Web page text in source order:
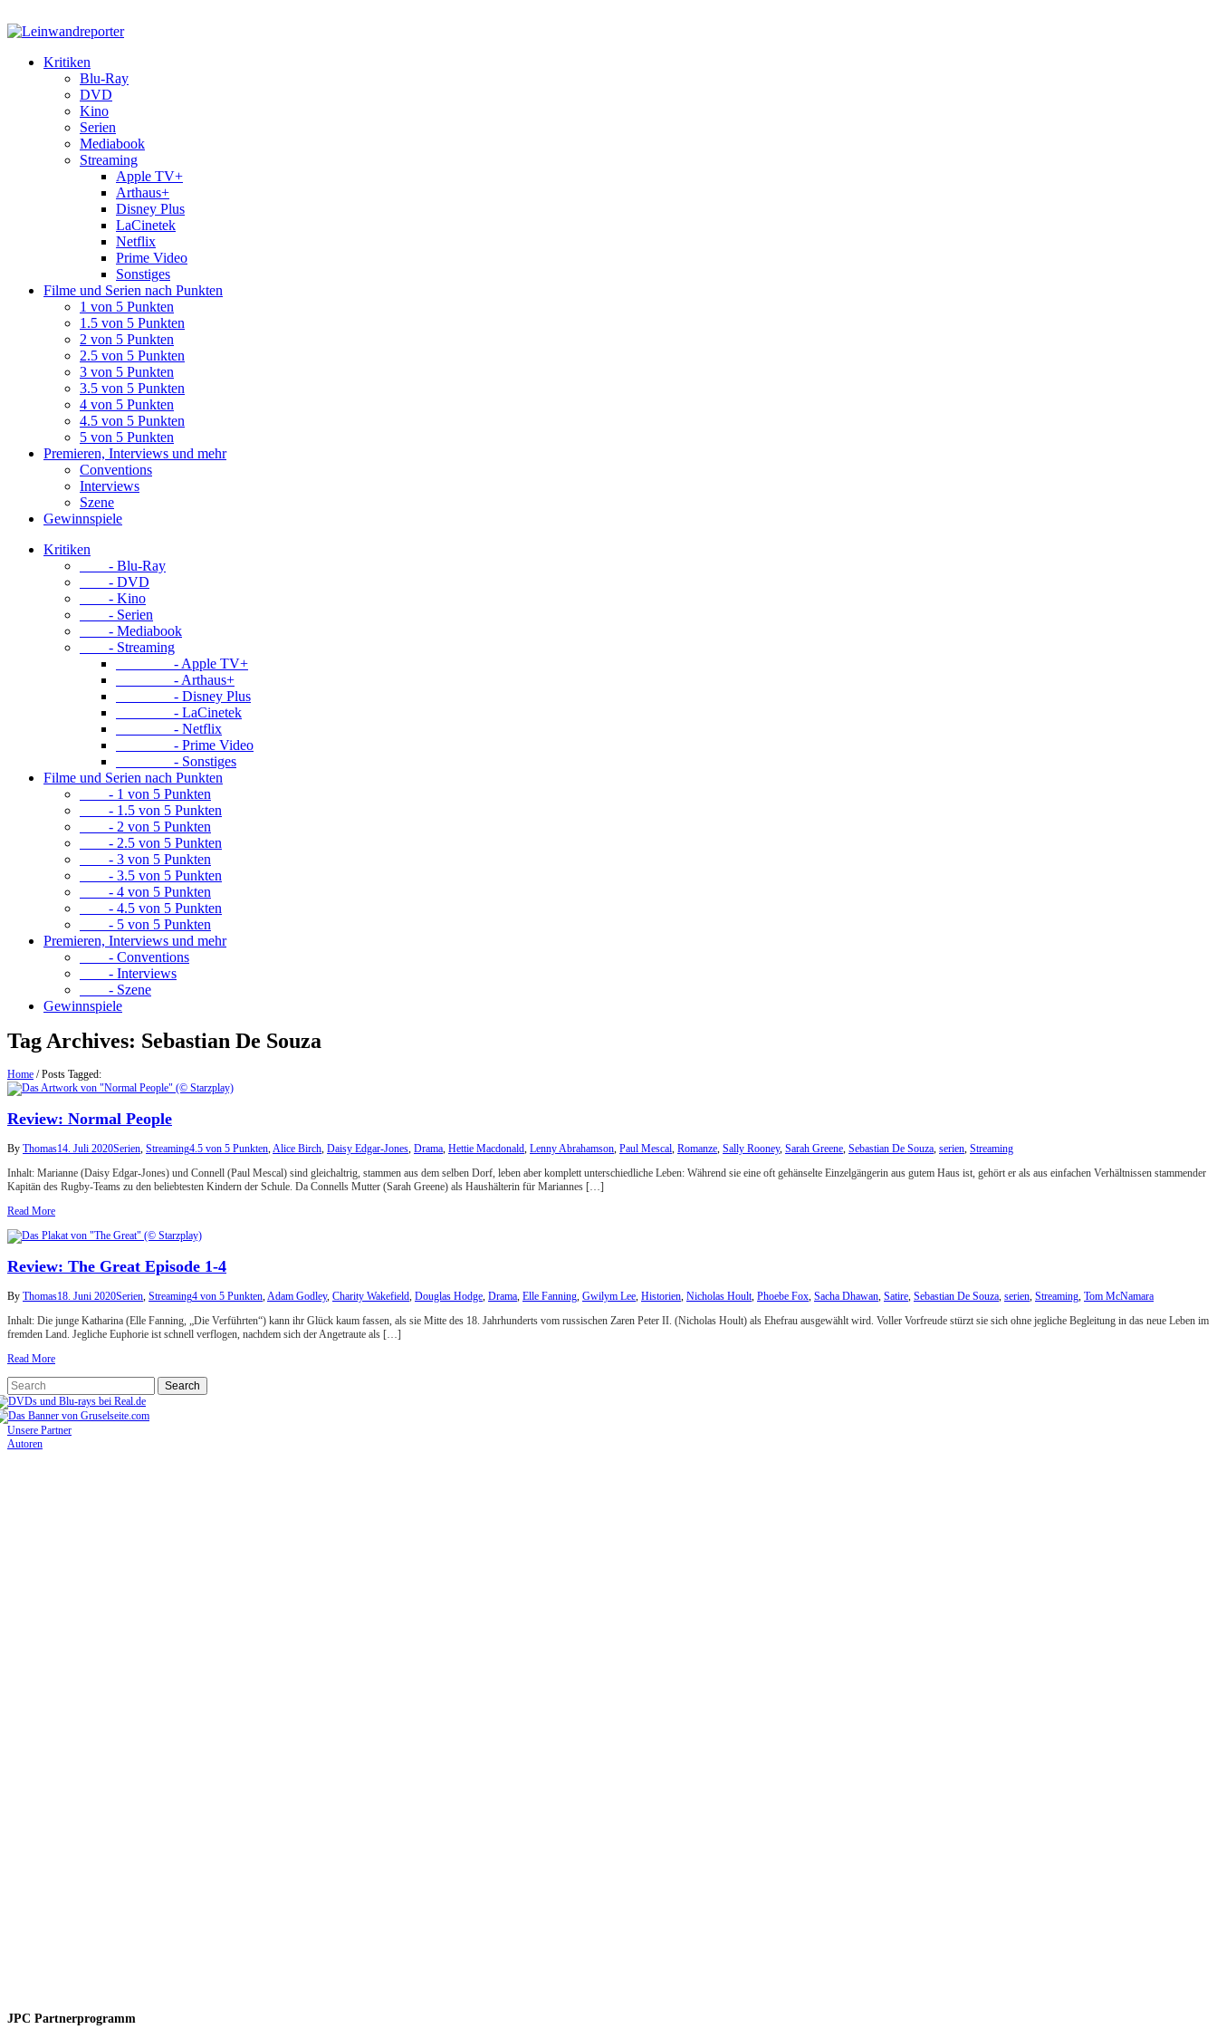
Kritiken
Blu-Ray
DVD
Kino
Serien
Mediabook
Streaming
Apple TV+
Arthaus+
Disney Plus
LaCinetek
Netflix
Prime Video
Sonstiges
Filme und Serien nach Punkten
1 von 5 Punkten
1.5 von 5 Punkten
2 von 5 Punkten
2.5 von 5 Punkten
3 von 5 Punkten
3.5 von 5 Punkten
4 von 5 Punkten
4.5 von 5 Punkten
5 von 5 Punkten
Premieren, Interviews und mehr
Conventions
Interviews
Szene
Gewinnspiele
Kritiken
- Blu-Ray
- DVD
- Kino
- Serien
- Mediabook
- Streaming
- Apple TV+
- Arthaus+
- Disney Plus
- LaCinetek
- Netflix
- Prime Video
- Sonstiges
Filme und Serien nach Punkten
- 1 von 5 Punkten
- 1.5 von 5 Punkten
- 2 von 5 Punkten
- 2.5 von 5 Punkten
- 3 von 5 Punkten
- 3.5 von 5 Punkten
- 4 von 5 Punkten
- 4.5 von 5 Punkten
- 5 von 5 Punkten
Premieren, Interviews und mehr
- Conventions
- Interviews
- Szene
Gewinnspiele
Tag Archives: Sebastian De Souza
Home /Posts Tagged:
Review: Normal People
By Thomas14. Juli 2020Serien, Streaming4.5 von 5 Punkten,Alice Birch, Daisy Edgar-Jones, Drama, Hettie Macdonald, Lenny Abrahamson, Paul Mescal, Romanze, Sally Rooney, Sarah Greene, Sebastian De Souza, serien, Streaming
Inhalt: Marianne (Daisy Edgar-Jones) und Connell (Paul Mescal) sind gleichaltrig, stammen aus dem selben Dorf, leben aber komplett unterschiedliche Leben: Während sie eine oft gehänselte Einzelgängerin aus gutem Haus ist, gehört er als aus einfachen Verhältnissen stammender
Kapitän des Rugby-Teams zu den beliebtesten Kindern der Schule. Da Connells Mutter (Sarah Greene) als Haushälterin für Mariannes […]
Read More
Review: The Great Episode 1-4
By Thomas18. Juni 2020Serien, Streaming4 von 5 Punkten,Adam Godley, Charity Wakefield, Douglas Hodge, Drama, Elle Fanning, Gwilym Lee, Historien, Nicholas Hoult, Phoebe Fox, Sacha Dhawan, Satire, Sebastian De Souza, serien, Streaming, Tom McNamara
Inhalt: Die junge Katharina (Elle Fanning, „Die Verführten“) kann ihr Glück kaum fassen, als sie Mitte des 18. Jahrhunderts vom russischen Zaren Peter II. (Nicholas Hoult) als Ehefrau ausgewählt wird. Voller Vorfreude stürzt sie sich ohne jegliche Begleitung in das neue Leben im
fremden Land. Jegliche Euphorie ist schnell verflogen, nachdem sich der Angetraute als […]
Read More
Unsere Partner
Autoren
JPC Partnerprogramm